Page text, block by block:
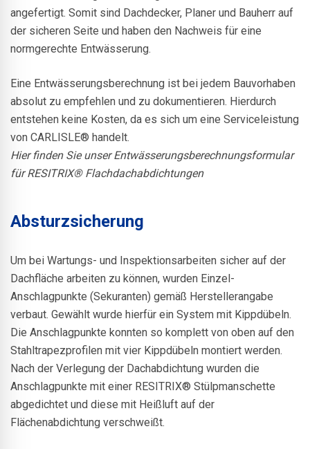
angefertigt. Somit sind Dachdecker, Planer und Bauherr auf
der sicheren Seite und haben den Nachweis für eine
normgerechte Entwässerung.
Eine Entwässerungsberechnung ist bei jedem Bauvorhaben
absolut zu empfehlen und zu dokumentieren. Hierdurch
entstehen keine Kosten, da es sich um eine Serviceleistung
von CARLISLE® handelt.
Hier finden Sie unser Entwässerungsberechnungsformular
für RESITRIX® Flachdachabdichtungen
Absturzsicherung
Um bei Wartungs- und Inspektionsarbeiten sicher auf der
Dachfläche arbeiten zu können, wurden Einzel-
Anschlagpunkte (Sekuranten) gemäß Herstellerangabe
verbaut. Gewählt wurde hierfür ein System mit Kippdübeln.
Die Anschlagpunkte konnten so komplett von oben auf den
Stahltrapezprofilen mit vier Kippdübeln montiert werden.
Nach der Verlegung der Dachabdichtung wurden die
Anschlagpunkte mit einer RESITRIX® Stülpmanschette
abgedichtet und diese mit Heißluft auf der
Flächenabdichtung verschweißt.